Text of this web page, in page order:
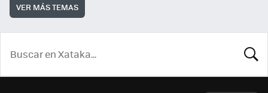
VER MÁS TEMAS